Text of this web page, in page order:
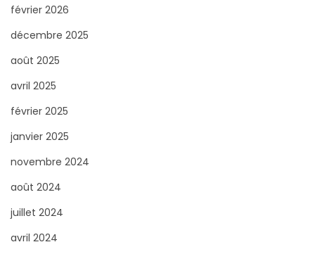
p
o
:
février 2026
décembre 2025
août 2025
avril 2025
février 2025
janvier 2025
novembre 2024
août 2024
juillet 2024
avril 2024